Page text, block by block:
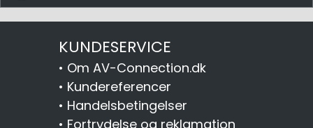
KUNDESERVICE
• Om AV-Connection.dk
• Kundereferencer
• Handelsbetingelser
• Fortrydelse og reklamation